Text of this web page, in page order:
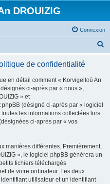
DROUIZIG
Connexion
de confidentialité
en détail comment « Korvigelloù An
ci-après par « nous »,
» et
(désigné ci-après par « logiciel
les informations collectées lors
ci-après par « vos
manières différentes. Premièrement,
», le logiciel phpBB génèrera un
fichiers téléchargés
de votre ordinateur. Les deux
utilisateur et un identifiant